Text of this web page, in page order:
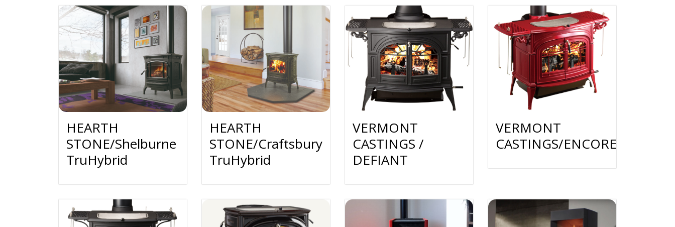
HEARTH
STONE/Shelburne
TruHybrid
HEARTH
STONE/Craftsbury
TruHybrid
VERMONT
CASTINGS /
DEFIANT
VERMONT
CASTINGS/ENCORE